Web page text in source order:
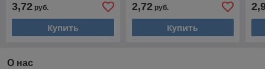
3,72 руб.
Купить
2,72руб.
Купить
О нас